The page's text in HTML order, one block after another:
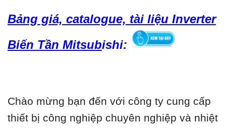
Bảng giá, catalogue, tài liệu Inverter
Biến Tần Mitsubishi:
Chào mừng bạn đến với công ty cung cấp
thiết bị công nghiệp chuyên nghiệp và nhiệt